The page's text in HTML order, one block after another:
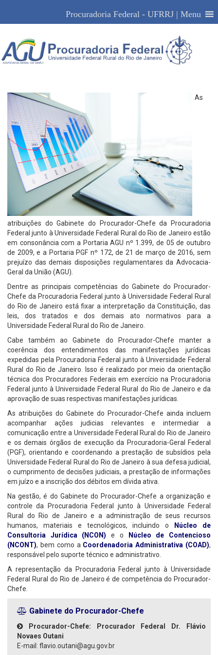
Gabinete do Procurador-Chefe
As
atribuições do Gabinete do Procurador-Chefe da Procuradoria
Federal junto à Universidade Federal Rural do Rio de Janeiro estão
em consonância com a Portaria AGU nº 1.399, de 05 de outubro
de 2009, e a Portaria PGF nº 172, de 21 de março de 2016, sem
prejuízo das demais disposições regulamentares da Advocacia-
Geral da União (AGU).
Dentre as principais competências do Gabinete do Procurador-
Chefe da Procuradoria Federal junto à Universidade Federal Rural
do Rio de Janeiro está fixar a interpretação da Constituição, das
leis, dos tratados e dos demais ato normativos para a
Universidade Federal Rural do Rio de Janeiro.
Cabe também ao Gabinete do Procurador-Chefe manter a
coerência dos entendimentos das manifestações jurídicas
expedidas pela Procuradoria Federal junto à Universidade Federal
Rural do Rio de Janeiro. Isso é realizado por meio da orientação
técnica dos Procuradores Federais em exercício na Procuradoria
Federal junto à Universidade Federal Rural do Rio de Janeiro e da
aprovação de suas respectivas manifestações jurídicas.
As atribuições do Gabinete do Procurador-Chefe ainda incluem
acompanhar ações judicias relevantes e intermediar a
comunicação entre a Universidade Federal Rural do Rio de Janeiro
e os demais órgãos de execução da Procuradoria-Geral Federal
(PGF), orientando e coordenando a prestação de subsídios pela
Universidade Federal Rural do Rio de Janeiro à sua defesa judicial,
o cumprimento de decisões judiciais, a prestação de informações
em juízo e a inscrição dos débitos em dívida ativa.
Na gestão, é do Gabinete do Procurador-Chefe a organização e
controle da Procuradoria Federal junto à Universidade Federal
Rural do Rio de Janeiro e a administração de seus recursos
humanos, materiais e tecnológicos, incluindo o
Núcleo de
Consultoria Jurídica (NCON) e o
Núcleo de Contencioso
(NCONT), bem como a Coordenadoria Administrativa (COAD),
responsável pelo suporte técnico e administrativo.
A representação da Procuradoria Federal junto à Universidade
Federal Rural do Rio de Janeiro é de competência do Procurador-
Chefe.
Gabinete do Procurador-Chefe
Procurador-Chefe: Procurador Federal Dr. Flávio
Novaes Outani
E-mail: flavio.outani@agu.gov.br
Procuradoria Federal - UFRRJ | Menu